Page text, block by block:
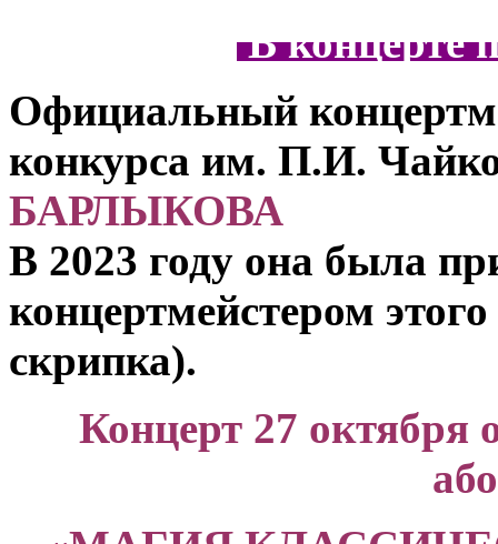
В концерте
Официальный
конкурса им. П.И.
БАРЛЫКОВА
В 2023 году она была
концертмейстером
скрипка).
Концерт 27 октября